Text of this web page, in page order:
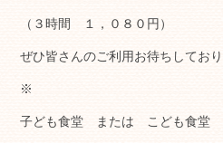
（３時間 １，０８０円）
ぜひ皆さんのご利用お待ちしており
※
子ども食堂 または こども食堂